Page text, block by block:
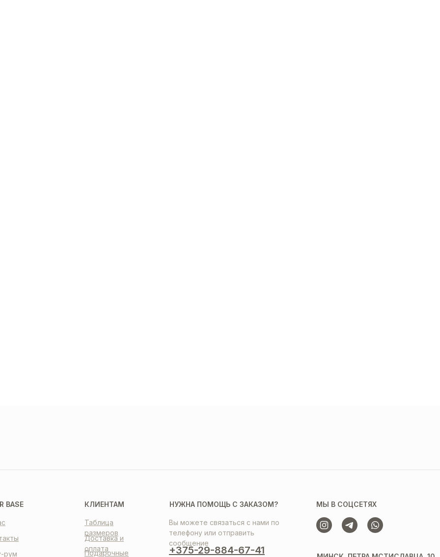
КЛИЕНТАМ
Таблица
размеров
Доставка и
оплата
Подарочные
НУЖНА ПОМОЩЬ С ЗАКАЗОМ?
Вы можете связаться с нами по
телефону или отправить
сообщение
+375-29-884-67-41
МЫ В СОЦСЕТЯХ
BASE
рум